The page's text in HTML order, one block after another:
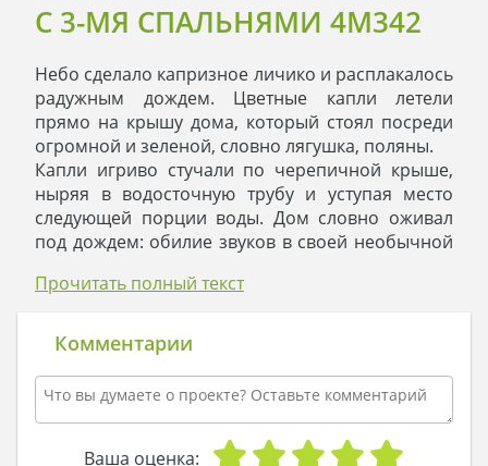
С 3-МЯ СПАЛЬНЯМИ 4M342
Небо сделало капризное личико и расплакалось
радужным дождем. Цветные капли летели
прямо на крышу дома, который стоял посреди
огромной и зеленой, словно лягушка, поляны.
Капли игриво стучали по черепичной крыше,
ныряя в водосточную трубу и уступая место
следующей порции воды. Дом словно оживал
под дождем: обилие звуков в своей необычной
танцующие танец на крыше, - все это
чем реальность.
Но ничто не длится вечно, и дождь закончился.
Закрылись разноцветные зонтики прохожих,
зато двери дома тут же отворились, и оттуда
посыпалась веселая детвора. Босыми стопами
непоседы измеряли теплые лужи, из
Прочитать полный текст
Комментарии
Ваша оценка: